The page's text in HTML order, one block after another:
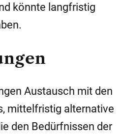
könnte langfristig
Austausch mit den
mittelfristig alternative
den Bedürfnissen der